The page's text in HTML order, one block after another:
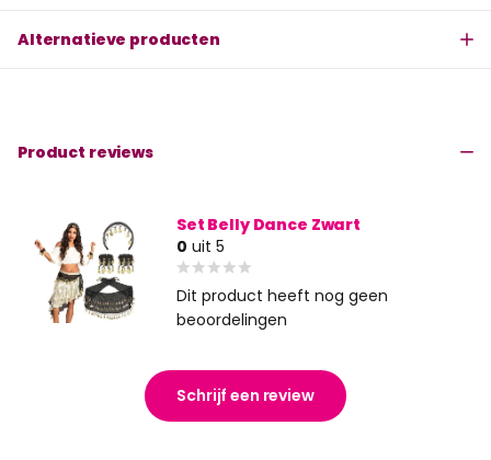
Alternatieve producten
Product reviews
Set Belly Dance Zwart
0 uit 5
Dit product heeft nog geen
beoordelingen
Schrijf een review